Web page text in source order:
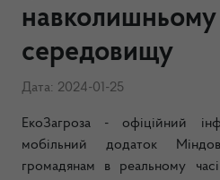
середовищу
Дата: 2024-01-25
ЕкоЗагроза - офіційний
мобільний додаток
громадянам в реальному